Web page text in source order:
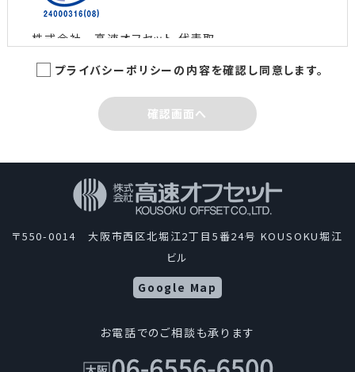
株式会社 高速オフセット 代表取
締役社長 島田 智
制定日：2005年3月1日
最終改定日：2022年6月10日
テンツを制作して、情報文化の一翼を担っているという
自覚のもとに、業務として取扱う個人情報を適切に管
理し、保護するため、次の通り「個人情報保護方針」を
定めます。当社はこの方針を全役員、全従業者に周知
徹底させて、実行、改善、維持します。
当社は、適法かつ公正な手段によって個人情報を取得
プライバシーポリシーの内容を確認し同意します。
確認画面へ
〒550-0014 大阪市西区北堀江2丁目5番24号 KOUSOKU堀江
ビル
Google Map
お電話でのご相談も承ります